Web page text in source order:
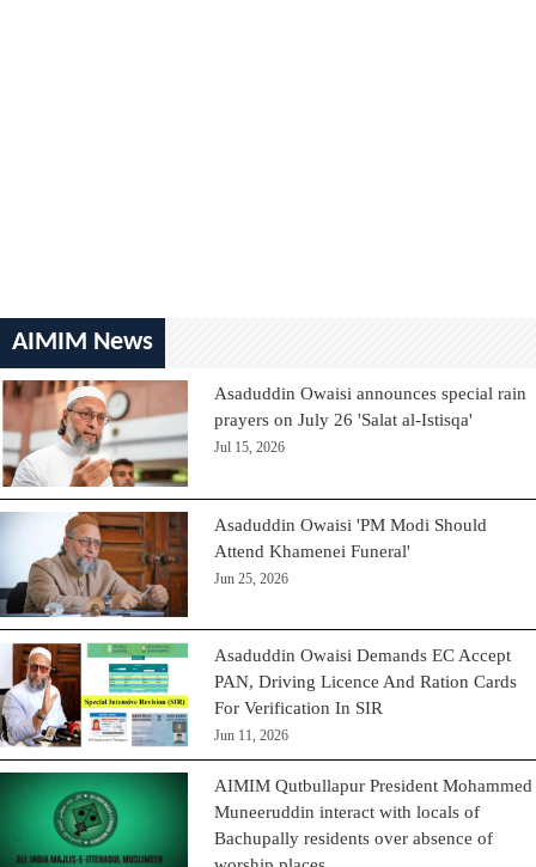
AIMIM News
Asaduddin Owaisi announces special rain
prayers on July 26 'Salat al-Istisqa'
Jul 15, 2026
Asaduddin Owaisi 'PM Modi Should
Attend Khamenei Funeral'
Jun 25, 2026
Asaduddin Owaisi Demands EC Accept
PAN, Driving Licence And Ration Cards
For Verification In SIR
Jun 11, 2026
AIMIM Qutbullapur President Mohammed
Muneeruddin interact with locals of
Bachupally residents over absence of